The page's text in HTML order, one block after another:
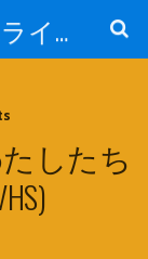
利用報告 三南視聴覚ライブラリー
たしたち